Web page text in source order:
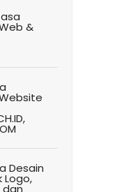
&
Desain
Logo,
dan